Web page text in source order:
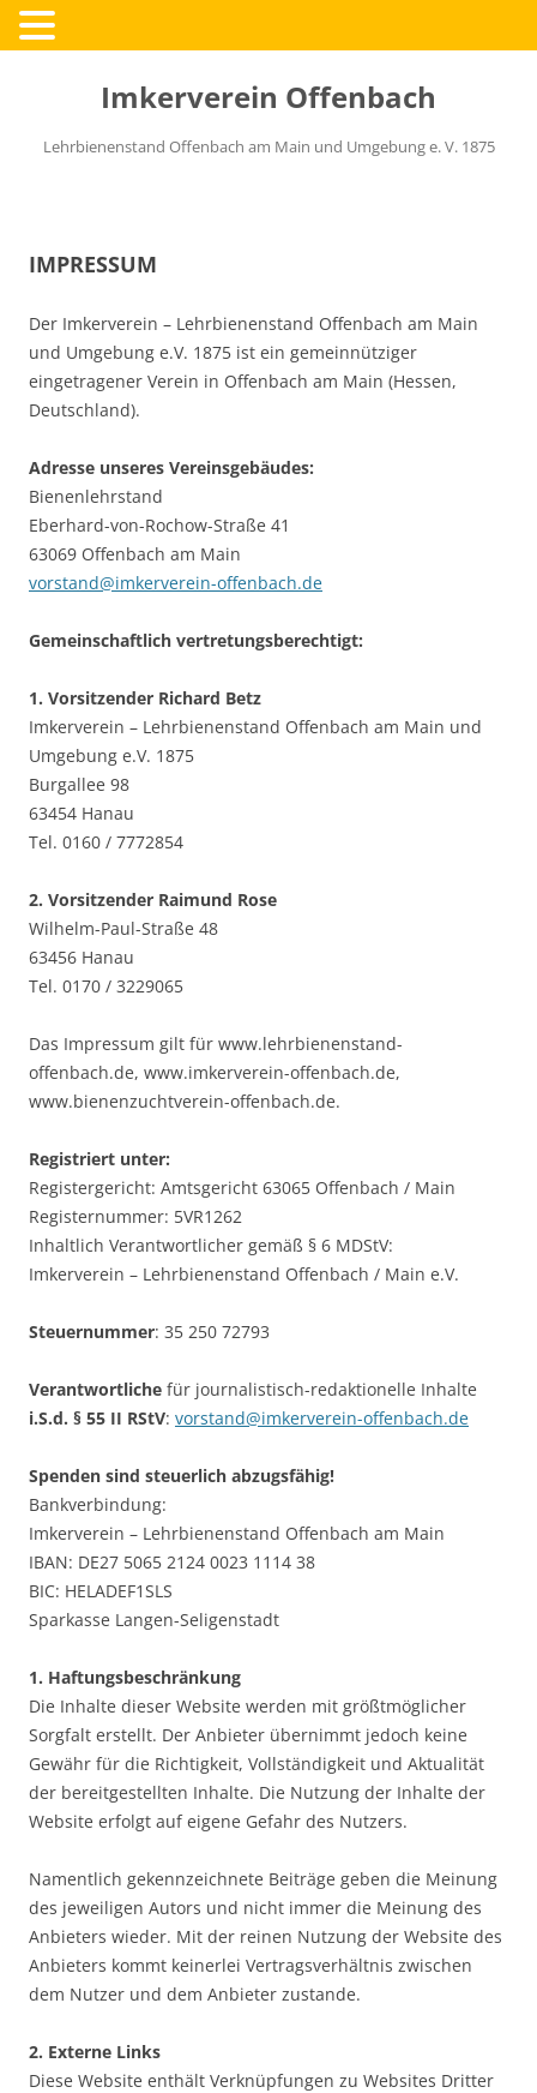
Zum
Imkerverein Offenbach
Lehrbienenstand Offenbach am Main und Umgebung e. V. 1875
IMPRESSUM
Der Imkerverein – Lehrbienenstand Offenbach am Main
und Umgebung e.V. 1875 ist ein gemeinnütziger
eingetragener Verein in Offenbach am Main (Hessen,
Deutschland).
Adresse unseres Vereinsgebäudes:
Bienenlehrstand
Eberhard-von-Rochow-Straße 41
63069 Offenbach am Main
vorstand@imkerverein-offenbach.de
Gemeinschaftlich vertretungsberechtigt:
1. Vorsitzender Richard Betz
Imkerverein – Lehrbienenstand Offenbach am Main und
Umgebung e.V. 1875
Burgallee 98
63454 Hanau
Tel. 0160 / 7772854
2. Vorsitzender Raimund Rose
Wilhelm-Paul-Straße 48
63456 Hanau
Tel. 0170 / 3229065
Das Impressum gilt für www.lehrbienenstand-
offenbach.de, www.imkerverein-offenbach.de,
www.bienenzuchtverein-offenbach.de.
Registriert unter:
Registergericht: Amtsgericht 63065 Offenbach / Main
Registernummer: 5VR1262
Inhaltlich Verantwortlicher gemäß § 6 MDStV:
Imkerverein – Lehrbienenstand Offenbach / Main e.V.
Steuernummer: 35 250 72793
Verantwortliche für journalistisch-redaktionelle Inhalte
i.S.d. § 55 II RStV: vorstand@imkerverein-offenbach.de
Spenden sind steuerlich abzugsfähig!
Bankverbindung:
Imkerverein – Lehrbienenstand Offenbach am Main
IBAN: DE27 5065 2124 0023 1114 38
BIC: HELADEF1SLS
Sparkasse Langen-Seligenstadt
1. Haftungsbeschränkung
Die Inhalte dieser Website werden mit größtmöglicher
Sorgfalt erstellt. Der Anbieter übernimmt jedoch keine
Gewähr für die Richtigkeit, Vollständigkeit und Aktualität
der bereitgestellten Inhalte. Die Nutzung der Inhalte der
Website erfolgt auf eigene Gefahr des Nutzers.
Namentlich gekennzeichnete Beiträge geben die Meinung
des jeweiligen Autors und nicht immer die Meinung des
Anbieters wieder. Mit der reinen Nutzung der Website des
Anbieters kommt keinerlei Vertragsverhältnis zwischen
dem Nutzer und dem Anbieter zustande.
2. Externe Links
Diese Website enthält Verknüpfungen zu Websites Dritter